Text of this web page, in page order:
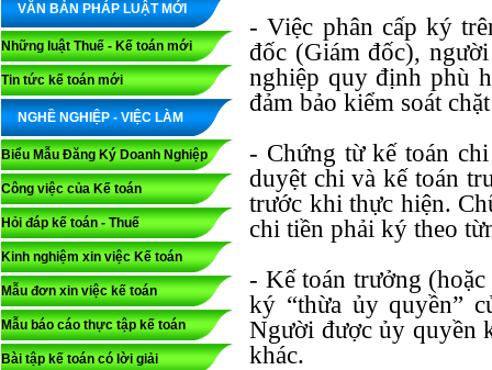
VĂN BẢN PHÁP LUẬT MỚI
Những luật Thuế - Kế toán mới
Tin tức kế toán mới
NGHỀ NGHIỆP - VIỆC LÀM
Biểu Mẫu Đăng Ký Doanh Nghiệp
Công việc của Kế toán
Hỏi đáp kế toán - Thuế
Kinh nghiệm xin việc Kế toán
Mẫu đơn xin việc kế toán
Mẫu báo cáo thực tập kế toán
Bài tập kế toán có lời giải
- Việc phân cấp ký
đốc (Giám đốc),
nghiệp quy định phù
đảm bảo kiểm soát
- Chứng từ kế toán
duyệt chi và kế toán
trước khi thực hiện.
chi tiền phải ký theo
- Kế toán trưởng
ký “thừa ủy quyền”
Người được ủy quyền
khác.